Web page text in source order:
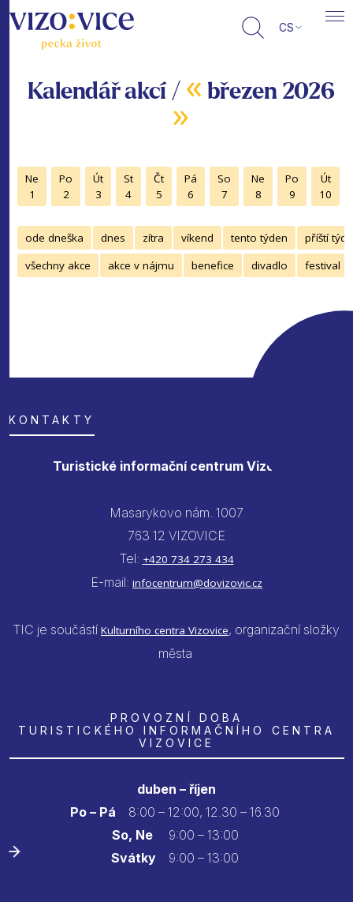
CS
Kalendář akcí / « březen 2026
»
Ne
1
Po
2
Út
3
St
4
Čt
5
Pá
6
So
7
Ne
8
Po
9
Út
10
ode dneška dnes zítra víkend tento týden
příští
všechny akce
akce v nájmu benefice divadlo festival
KONTAKTY
Turistické informační centrum Vizovice
Masarykovo nám. 1007
763 12 VIZOVICE
Tel: +420 734 273 434
E-mail: infocentrum@dovizovic.cz
TIC je součástí Kulturního centra Vizovice, organizační složky
města
PROVOZNÍ DOBA
TURISTICKÉHO INFORMAČNÍHO CENTRA
VIZOVICE
duben – říjen
Po – Pá
8:00 – 12:00, 12.30 – 16.30
So, Ne9:00 – 13:00
Svátky 9:00 – 13:00